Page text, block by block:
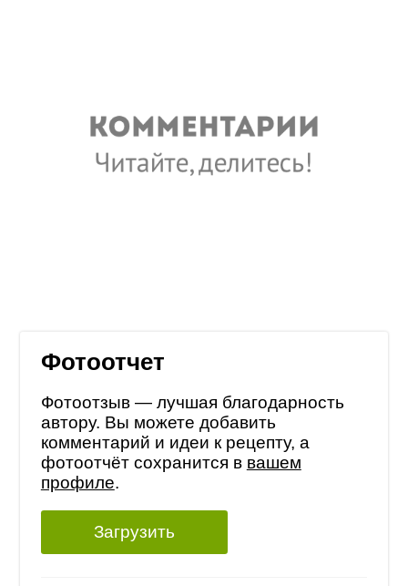
Фотоотчет
Фотоотзыв — лучшая благодарность
автору. Вы можете добавить
комментарий и идеи к рецепту, а
фотоотчёт сохранится в вашем
профиле.
Загрузить